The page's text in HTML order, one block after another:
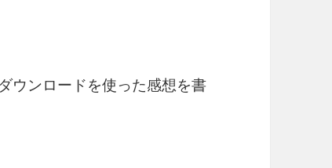
ウンロードを使った感想を書
を使ってみた感想